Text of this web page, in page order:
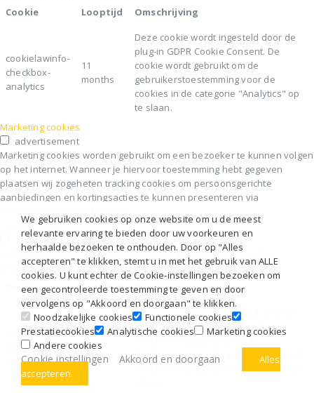
We gebruiken cookies op onze website om u de meest
relevante ervaring te bieden door uw voorkeuren en
herhaalde bezoeken te onthouden. Door op "Alles
accepteren" te klikken, stemt u in met het gebruik van ALLE
cookies. U kunt echter de Cookie-instellingen bezoeken om
een gecontroleerde toestemming te geven en door
vervolgens op "Akkoord en doorgaan" te klikken.
Noodzakelijke cookies
Functionele cookies
Prestatiecookies
Analytische cookies
Marketing cookies
Andere cookies
Cookie instellingen Akkoord en doorgaan
Alles
accepteren
Cookie
Looptijd Omschrijving
cookielawinfo-
checkbox-
analytics
11
months
Deze cookie wordt ingesteld door de
plug-in GDPR Cookie Consent. De
cookie wordt gebruikt om de
gebruikerstoestemming voor de
cookies in de categorie "Analytics" op
te slaan.
Marketing cookies
advertisement
Marketing cookies worden gebruikt om een bezoeker te kunnen volgen
op het internet. Wanneer je hiervoor toestemming hebt gegeven
plaatsen wij zogeheten tracking cookies om persoonsgerichte
aanbiedingen en kortingsacties te kunnen presenteren via
Andere cookies
others
Andere niet-gecategoriseerde cookies zijn cookies die worden
geanalyseerd en die nog niet in een categorie zijn ingedeeld
Cookie
Looptijd Omschrijving
cookielawinfo-
checkbox-
others
11
months
Deze cookie wordt ingesteld door de
plug-in GDPR Cookie Consent. De
cookie wordt gebruikt om de
toestemming van de gebruiker voor de
cookies in de categorie "Overig" op te